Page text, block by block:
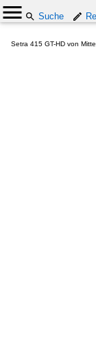
Suche
Setra 415 GT-HD von